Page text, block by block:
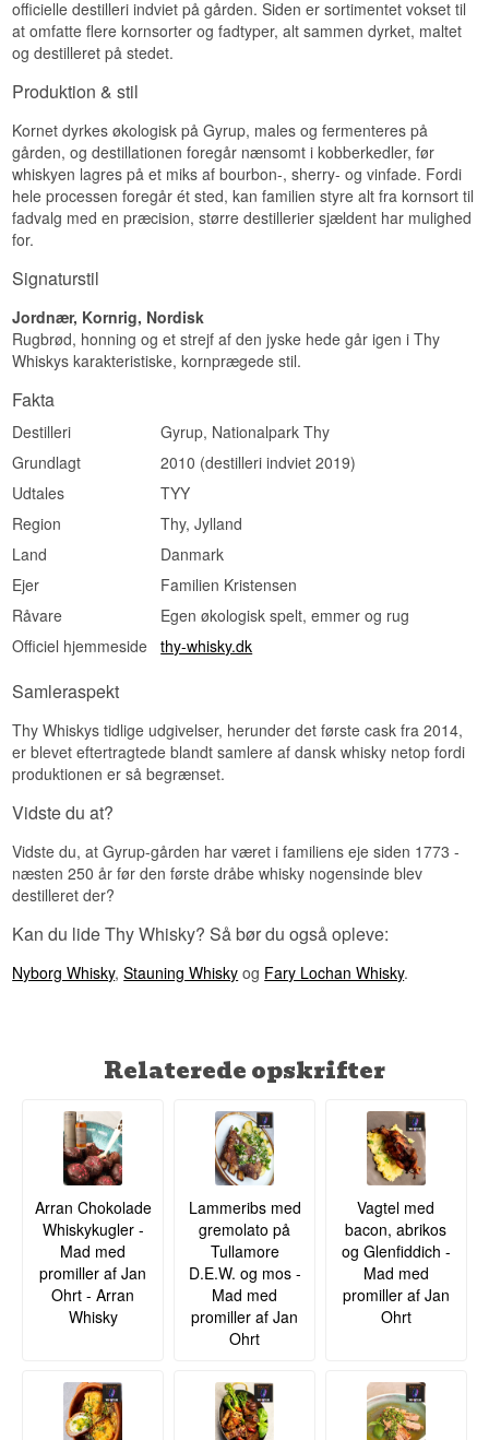
Investeringspotentiale
Shared Cask-numre vinder stadigt interesse på
det sekundære marked.
Vidste du at?
Thy Whiskys Shared Cask-program lader
whiskyentusiaster købe sig ind i et specifikt fad,
Eftersmag
Specifikationer
Navn: Thy Whisky Fad no 6 Kræn Kræmmer
Destilleri:Thy Whisky
Region/Land: Thy, Danmark
Type: Dansk Single Malt Whisky
Smagsprofil
Single Cask · Navngiven · Honning · Elegant ·
enkelt navngivent fad i en begrænset serie.
Navngivne enkeltfadsudgivelser fra Thy Whisky
interesse i dansk single estate-whisky.
Vidste du at?
Thy Whisky navngiver udvalgte enkeltfade efter
karakterer fra det nordjyske kulturliv og folklore.
yrkesbetegnelse – en kræmmer er en
officielle destilleri indviet på gården. Siden er sortimentet vokset til
at omfatte flere kornsorter og fadtyper, alt sammen dyrket, maltet
og destilleret på stedet.
Produktion & stil
Kornet dyrkes økologisk på Gyrup, males og fermenteres på
gården, og destillationen foregår nænsomt i kobberkedler, før
whiskyen lagres på et miks af bourbon-, sherry- og vinfade. Fordi
hele processen foregår ét sted, kan familien styre alt fra kornsort til
fadvalg med en præcision, større destillerier sjældent har mulighed
for.
Signaturstil
Jordnær, Kornrig, Nordisk
Rugbrød, honning og et strejf af den jyske hede går igen i Thy
Whiskys karakteristiske, kornprægede stil.
Fakta
Destilleri
Gyrup, Nationalpark Thy
Grundlagt
2010 (destilleri indviet 2019)
Udtales
TYY
Region
Thy, Jylland
Land
Danmark
Ejer
Familien Kristensen
Råvare
Egen økologisk spelt, emmer og rug
Officiel hjemmeside
thy-whisky.dk
Samleraspekt
Thy Whiskys tidlige udgivelser, herunder det første cask fra 2014,
er blevet eftertragtede blandt samlere af dansk whisky netop fordi
produktionen er så begrænset.
Vidste du at?
Vidste du, at Gyrup-gården har været i familiens eje siden 1773 -
næsten 250 år før den første dråbe whisky nogensinde blev
destilleret der?
Kan du lide Thy Whisky? Så bør du også opleve:
Nyborg Whisky,Stauning Whisky og Fary Lochan Whisky.
Relaterede opskrifter
Arran Chokolade
Whiskykugler -
Mad med
promiller af Jan
Ohrt - Arran
Whisky
Lammeribs med
gremolato på
Tullamore
D.E.W. og mos -
Mad med
promiller af Jan
Ohrt
Vagtel med
bacon, abrikos
og Glenfiddich -
Mad med
promiller af Jan
Ohrt